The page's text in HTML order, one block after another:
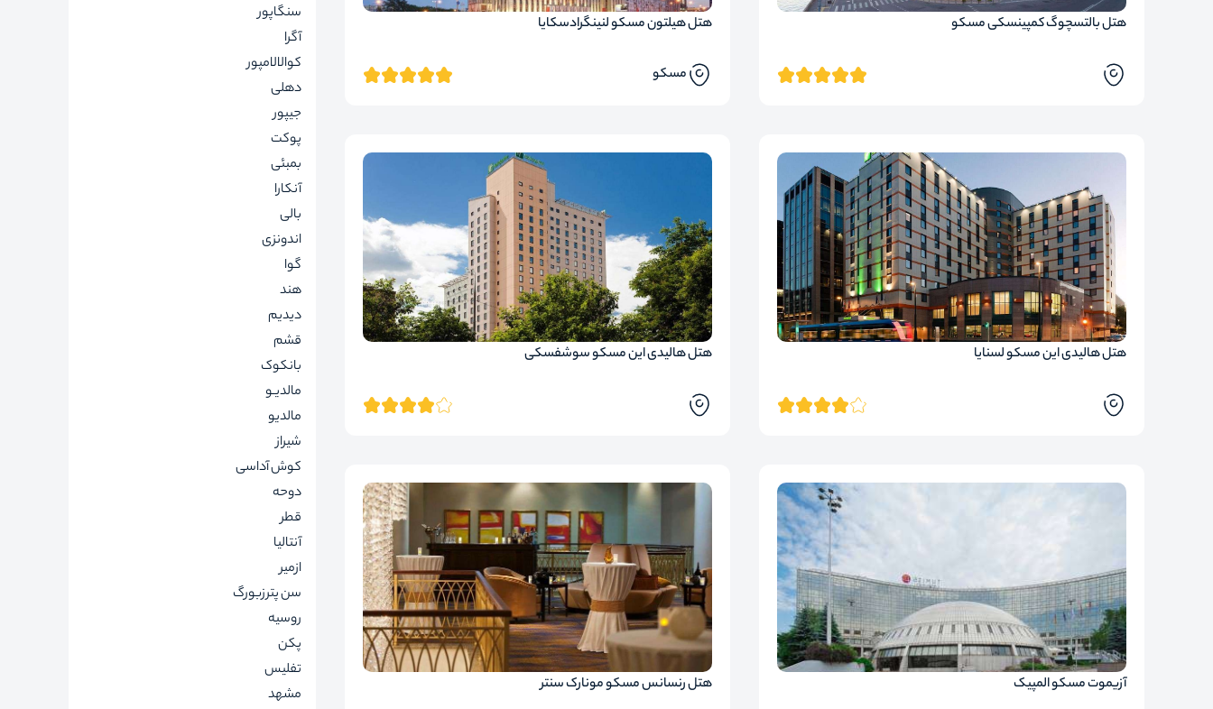
هتل بالتسچوگ کمپینسکی مسکو هتل هیلتون مسکو لنینگرادسکایا
مسکو
هتل هالیدی این مسکو لسنایا هتل هالیدی این مسکو سوشفسکی
آزیموت مسکو المپیک هتل رنسانس مسکو مونارک سنتر
سنگاپور
آگرا
کوالالامپور
دهلی
جیپور
پوکت
بمبئی
آنکارا
بالی
اندونزی
گوا
هند
دیدیم
قشم
بانکوک
مالدیـو
مالدیو
شیراز
کوش آداسی
دوحه
قطر
آنتالیا
ازمیر
سن پترزبورگ
روسیه
پکن
تفلیس
مشهد